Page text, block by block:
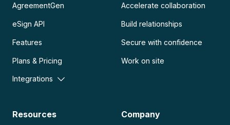
AgreementGen
eSign API
Features
Plans & Pricing
Integrations
Accelerate collaboration
Build relationships
Secure with confidence
Work on site
Resources Company